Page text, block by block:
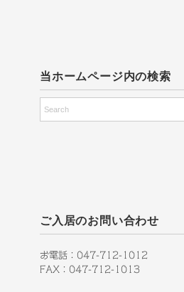
当ホームページ内の検索
ご入居のお問い合わせ
お電話：047-712-1012
FAX：047-712-1013